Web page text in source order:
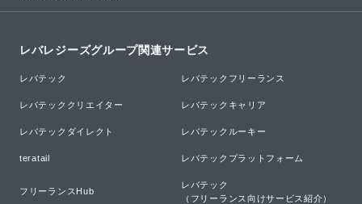
レバレジーズグループ関連サービス
レバテック レバテックフリーランス
レバテッククリエイター レバテックキャリア
レバテックダイレクト レバテックルーキー
teratail レバテックプラットフォーム
フリーランスHub
レバテック
（フリーランス向けサービス紹介）